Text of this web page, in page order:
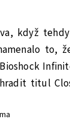
když
to,
titul